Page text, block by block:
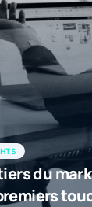
du